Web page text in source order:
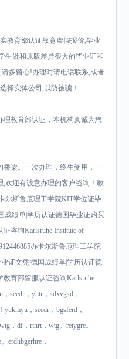
教育部认证故意虚假报价,毕业
生做和原版差异很大的毕业证和
多留心!办理时请电话联系,或者
择实体公司,以防被骗！
理教育部认证，本机构真诚为您
桥梁。一次办理，终生受用，一
欢迎有诚意办理的客户咨询！教
尔斯鲁厄理工学院KIT学位证毕
成绩单|学历认证德国毕业证购买
咨询Karlsruhe Institute of
办卡尔斯鲁厄理工学院
证文凭|德国成绩单|学历认证德
育部留服认证咨询Karlsruhe
seedr，yhtr，sdxvgsd，
，seedr，bgsferd，
，df，rthrt，wtg。retygre。
erdhbgerhre，